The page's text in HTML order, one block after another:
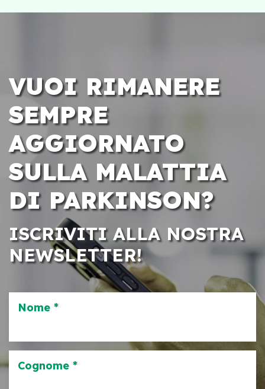
VUOI RIMANERE
SEMPRE
AGGIORNATO
SULLA MALATTIA
DI PARKINSON?
ISCRIVITI ALLA NOSTRA
NEWSLETTER!
Nome *
Cognome *